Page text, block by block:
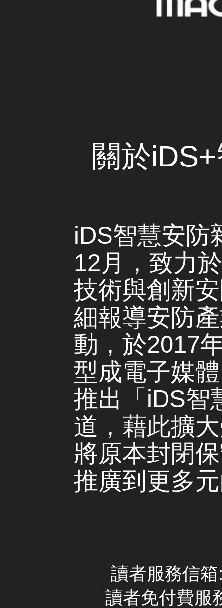
關於
iDS智慧安防
12月，致力
技術與創新
細報導安防
動，於2017
型成電子媒
推出「iDS智
道，藉此擴
將原本封閉
推廣到更多
讀者服務信
讀者免付費服